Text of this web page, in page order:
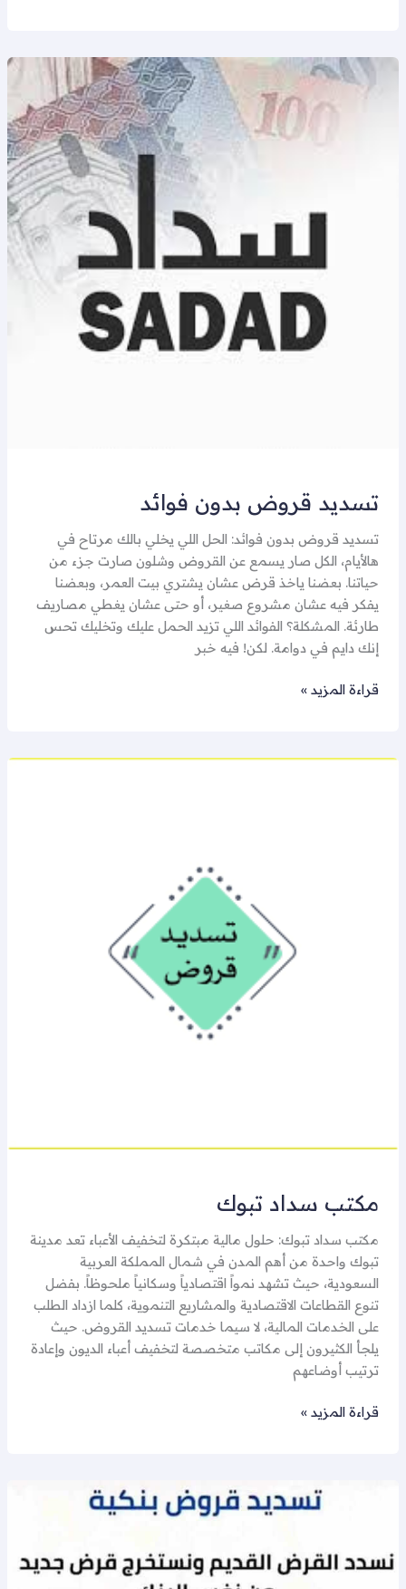
تسديد قروض بدون فوائد
تسديد قروض بدون فوائد: الحل اللي يخلي بالك مرتاح في
هالأيام، الكل صار يسمع عن القروض وشلون صارت جزء من
حياتنا. بعضنا ياخذ قرض عشان يشتري بيت العمر، وبعضنا
يفكر فيه عشان مشروع صغير، أو حتى عشان يغطي مصاريف
طارئة. المشكلة؟ الفوائد اللي تزيد الحمل عليك وتخليك تحس
إنك دايم في دوامة. لكن! فيه خبر
تسديد
قروض
قراءة المزيد »
مكتب سداد تبوك
مكتب سداد تبوك: حلول مالية مبتكرة لتخفيف الأعباء تعد مدينة
تبوك واحدة من أهم المدن في شمال المملكة العربية
السعودية، حيث تشهد نمواً اقتصادياً وسكانياً ملحوظاً. بفضل
تنوع القطاعات الاقتصادية والمشاريع التنموية، كلما ازداد الطلب
على الخدمات المالية، لا سيما خدمات تسديد القروض. حيث
يلجأ الكثيرون إلى مكاتب متخصصة لتخفيف أعباء الديون وإعادة
ترتيب أوضاعهم
قراءة المزيد »